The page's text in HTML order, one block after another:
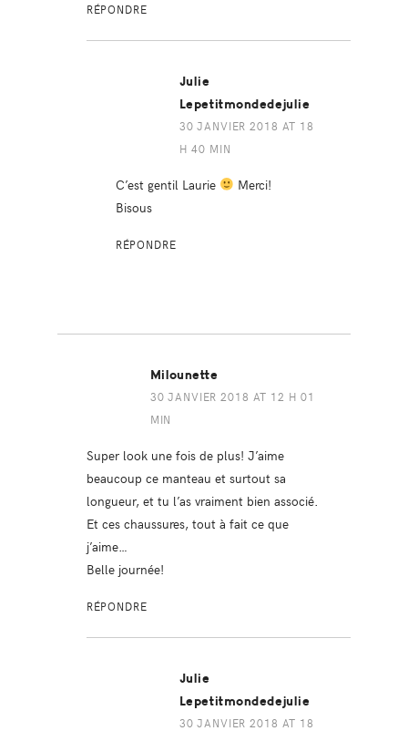
RÉPONDRE
Julie
Lepetitmondedejulie
30 JANVIER 2018 AT 18
H 40 MIN
C’est gentil Laurie
Merci!
Bisous
RÉPONDRE
Milounette
30 JANVIER 2018 AT 12 H 01
MIN
Super look une fois de plus! J’aime
beaucoup ce manteau et surtout sa
longueur, et tu l’as vraiment bien associé.
Et ces chaussures, tout à fait ce que
j’aime…
Belle journée!
RÉPONDRE
Julie
Lepetitmondedejulie
30 JANVIER 2018 AT 18